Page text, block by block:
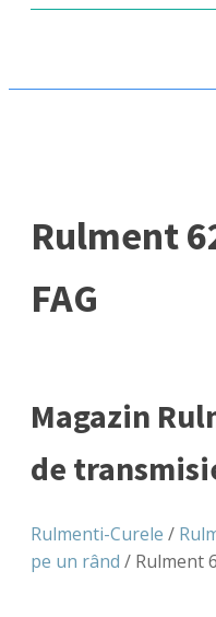
Rulment
FAG
Magazin
de
Rulmenti-Curele /
pe un rând / Rulment